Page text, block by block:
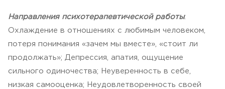
Направления психотерапевтической работы:
Охлаждение в отношениях с любимым человеком,
потеря понимания «зачем мы вместе», «стоит ли
продолжать»; Депрессия, апатия, ощущение
сильного одиночества; Неуверенность в себе,
низкая самооценка; Неудовлетворенность своей